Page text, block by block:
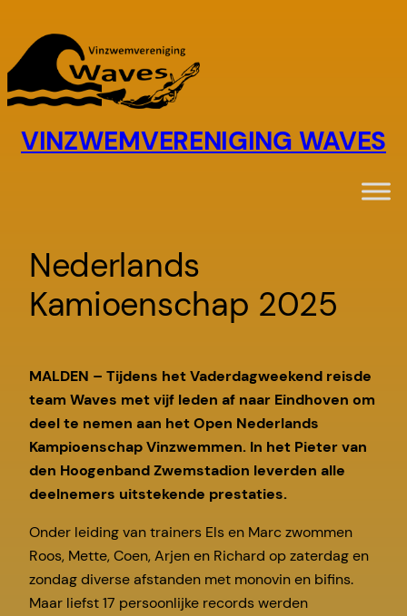
naar
de
inhoud
VINZWEMVERENIGING WAVES
Nederlands
Kamioenschap 2025
MALDEN – Tijdens het Vaderdagweekend reisde
team Waves met vijf leden af naar Eindhoven om
deel te nemen aan het Open Nederlands
Kampioenschap Vinzwemmen. In het Pieter van
den Hoogenband Zwemstadion leverden alle
deelnemers uitstekende prestaties.
Onder leiding van trainers Els en Marc zwommen
Roos, Mette, Coen, Arjen en Richard op zaterdag en
zondag diverse afstanden met monovin en bifins.
Maar liefst 17 persoonlijke records werden